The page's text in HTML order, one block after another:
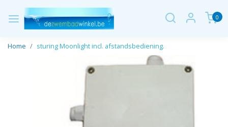
0
Home sturing Moonlight incl. afstandsbediening.